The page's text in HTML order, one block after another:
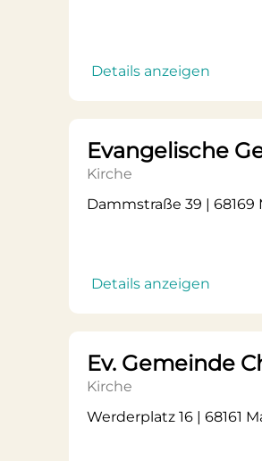
Details anzeigen
Evangelische
Kirche
Dammstraße 39 |
Details anzeigen
Ev. Gemeinde
Kirche
Werderplatz 16 | 68161